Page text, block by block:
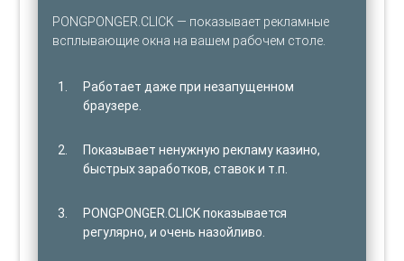
PONGPONGER.CLICK — показывает рекламные
всплывающие окна на вашем рабочем столе.
Работает даже при незапущенном
браузере.
Показывает ненужную рекламу казино,
быстрых заработков, ставок и т.п.
PONGPONGER.CLICK показывается
регулярно, и очень назойливо.